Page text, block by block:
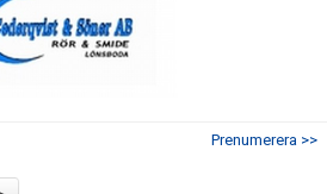
Prenumerera >>